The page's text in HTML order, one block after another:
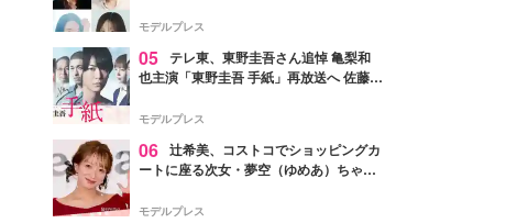
ャスト発表
モデルプレス
05 テレ東、東野圭吾さん追悼 亀梨和
也主演「東野圭吾 手紙」再放送へ 佐藤隆
モデルプレス
06 辻希美、コストコでショッピングカ
ートに座る次女・夢空（ゆめあ）ちゃん
ぎ」「成長を感じる」の声
モデルプレス